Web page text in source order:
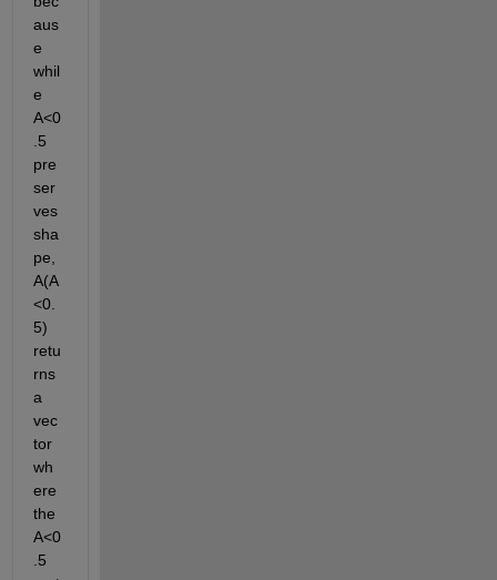
aus
e
whil
e
A<0
.5
pre
ser
ves
sha
pe,
A(A
<0.
5)
retu
rns
a
vec
tor
wh
ere
the
A<0
.5